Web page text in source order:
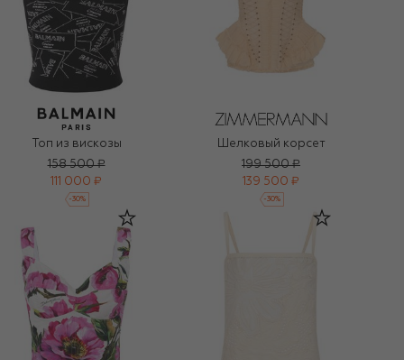
Топ из вискозы
158 500 ₽
111 000 ₽
-30%
Шелковый корсет
199 500 ₽
139 500 ₽
-30%